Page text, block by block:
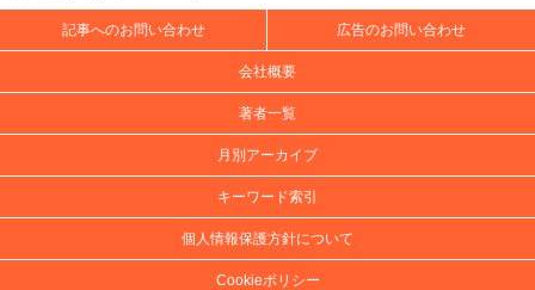
記事へのお問い合わせ 広告のお問い合わせ
会社概要
著者一覧
月別アーカイブ
キーワード索引
個人情報保護方針について
Cookieポリシー